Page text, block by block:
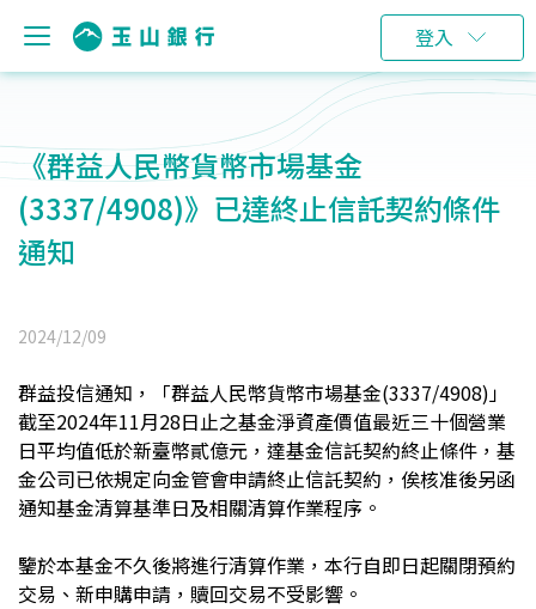
登入
《群益人民幣貨幣市場基金
(3337/4908)》已達終止信託契約條件
通知
2024/12/09
群益投信通知，「群益人民幣貨幣市場基金(3337/4908)」
截至2024年11月28日止之基金淨資產價值最近三十個營業
日平均值低於新臺幣貳億元，達基金信託契約終止條件，基
金公司已依規定向金管會申請終止信託契約，俟核准後另函
通知基金清算基準日及相關清算作業程序。
鑒於本基金不久後將進行清算作業，本行自即日起關閉預約
交易、新申購申請，贖回交易不受影響。